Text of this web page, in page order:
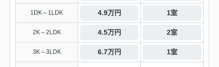
1DK～1LDK 4.9万円 1室
2K～2LDK 4.5万円 2室
3K～3LDK 6.7万円 1室